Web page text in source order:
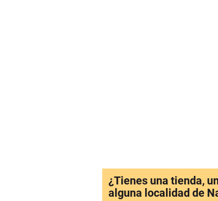
¿Tienes una tienda,
alguna localidad de